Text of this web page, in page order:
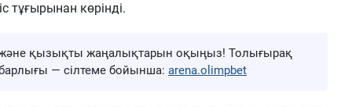
тұғырынан көрінді.
және қызықты жаңалықтарын оқыңыз! Толығырақ
барлығы — сілтеме бойынша: arena.olimpbet